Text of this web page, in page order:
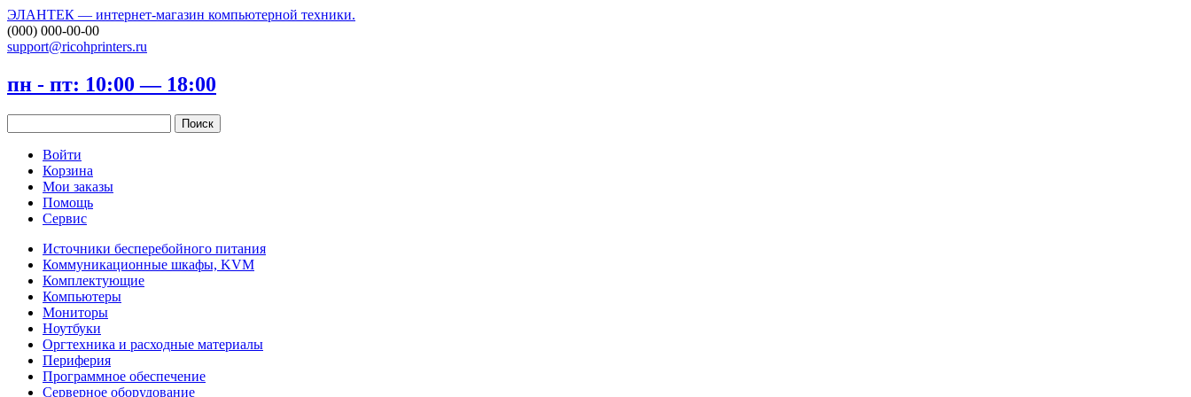
ЭЛАНТЕК — интернет-магазин компьютерной техники.
(000) 000-00-00
support@ricohprinters.ru
пн - пт: 10:00 — 18:00
Войти
Корзина
Мои заказы
Помощь
Сервис
Источники бесперебойного питания
Коммуникационные шкафы, KVM
Комплектующие
Компьютеры
Мониторы
Ноутбуки
Оргтехника и расходные материалы
Периферия
Программное обеспечение
Серверное оборудование